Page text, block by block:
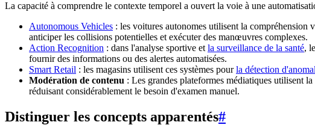
La capacité à comprendre le contexte temporel a ouvert la voie à une
Autonomous Vehicles : les voitures autonomes utilisent la compréhension
anticiper les collisions potentielles et exécuter des manœuvres complexes.
Action Recognition : dans l'analyse sportive et la surveillance de la santé,
fournir des informations ou des alertes automatisées.
Smart Retail : les magasins utilisent ces systèmes pourla détection
Modération de contenu : Les grandes plateformes médiatiques utilisent
réduisant considérablement le besoin d'examen manuel.
Distinguer les concepts apparentés#